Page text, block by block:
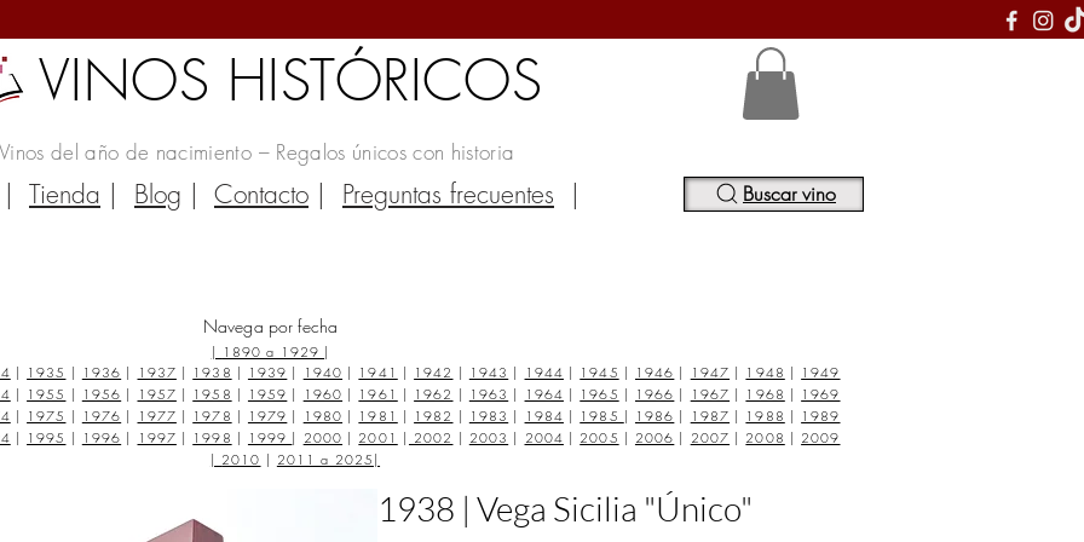
VINOS HISTÓRICOS
Vinos del año de nacimiento – Regalos únicos con historia
| Tienda | Blog | Contacto | Preguntas frecuentes | Buscar vino
Navega por fecha
| 1890 a 1929 |
| 1935 | 1936 | 1937 | 1938 | 1939 | 1940 | 1941 | 1942 | 1943 | 1944 | 1945 | 1946 | 1947 | 1948 | 1949
| 1955 | 1956 | 1957 | 1958 | 1959 | 1960 | 1961 | 1962 | 1963 | 1964 | 1965 | 1966 | 1967 | 1968 | 1969
| 1975 | 1976 | 1977 | 1978 | 1979 | 1980 | 1981 | 1982 | 1983 | 1984 | 1985 | 1986 | 1987 | 1988 | 1989
| 1995 | 1996 | 1997 | 1998 | 1999 | 2000 | 2001 | 2002 | 2003 | 2004 | 2005 | 2006 | 2007 | 2008 | 2009
| 2010 | 2011 a 2025 |
1938 | Vega Sicilia "Único"